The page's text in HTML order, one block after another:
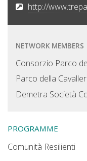
http://
NETWORK MEMBERS
Consorzio Parco
Parco della
Demetra Società
PROGRAMME
Comunità Resilienti